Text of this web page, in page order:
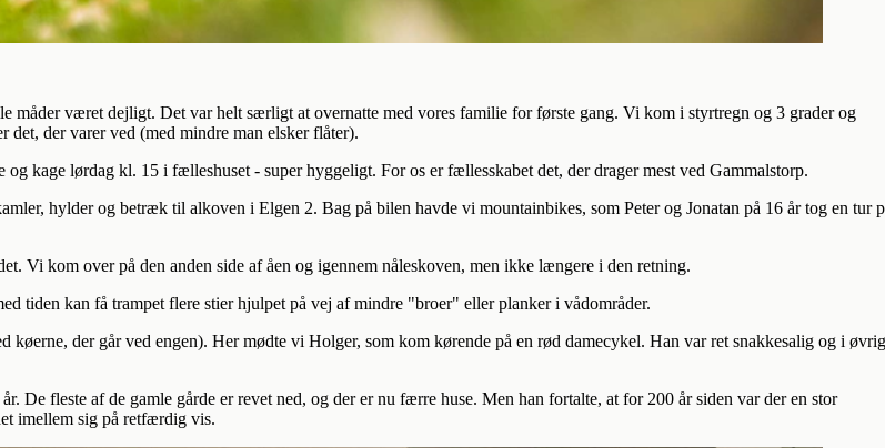
måder været dejligt. Det var helt særligt at overnatte med vores familie for første gang. Vi kom i styrtregn og 3 grader og
der varer ved (med mindre man elsker flåter).
kage lørdag kl. 15 i fælleshuset - super hyggeligt. For os er fællesskabet det, der drager mest ved Gammalstorp.
hylder og betræk til alkoven i Elgen 2. Bag på bilen havde vi mountainbikes, som Peter og Jonatan på 16 år tog en tur
Vi kom over på den anden side af åen og igennem nåleskoven, men ikke længere i den retning.
tiden kan få trampet flere stier hjulpet på vej af mindre "broer" eller planker i vådområder.
der går ved engen). Her mødte vi Holger, som kom kørende på en rød damecykel. Han var ret snakkesalig og i
De fleste af de gamle gårde er revet ned, og der er nu færre huse. Men han fortalte, at for 200 år siden var der en stor
imellem sig på retfærdig vis.